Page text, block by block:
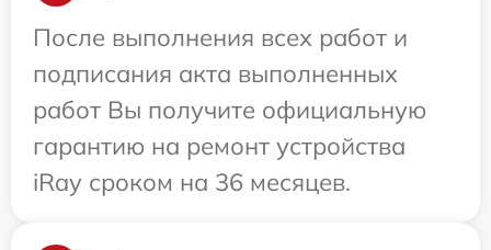
После выполнения всех работ и
подписания акта выполненных
работ Вы получите официальную
гарантию на ремонт устройства
iRay сроком на 36 месяцев.